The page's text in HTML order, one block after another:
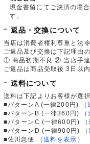
現金書留にてご決済の場
す。
返品・交換について
当店は消費者権利尊重と法
ご返品及び交換は下記理由
① 商品初期不良 ② 当店手
ご返品は商品受取後 3日以
送料について
送料は下記よりお客様が選択
■パターンA (一律200円)
（
■パターンB (一律360円)
（
■パターンC (一律600円)
（
■パターンD (一律900円)
（
■佐川急便
（ 送料を表示 ）